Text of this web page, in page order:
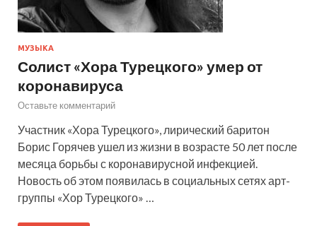
МУЗЫКА
Солист «Хора Турецкого» умер от
коронавируса
Оставьте комментарий
Участник «Хора Турецкого», лирический баритон
Борис Горячев ушел из жизни в возрасте 50 лет после
месяца борьбы с коронавирусной инфекцией.
Новость об этом появилась в социальных сетях арт-
группы «Хор Турецкого» …